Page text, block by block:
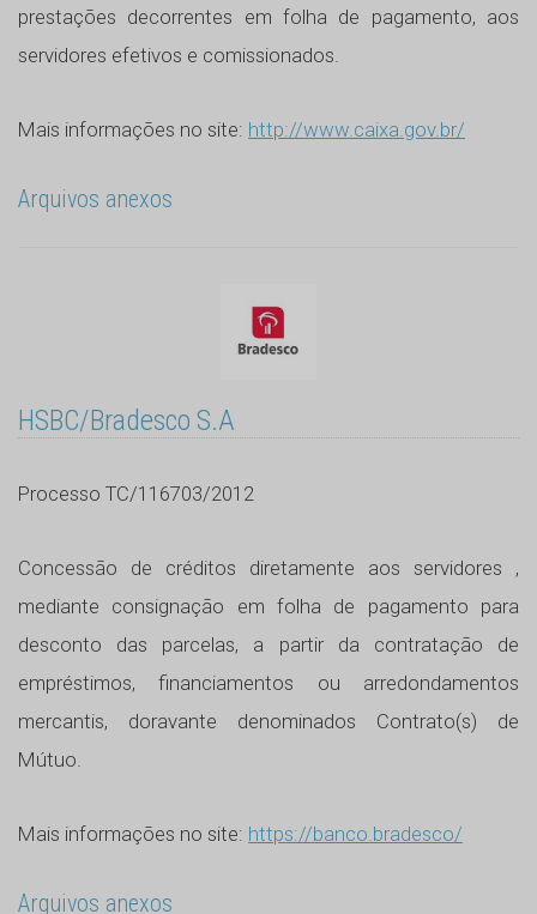
prestações decorrentes em folha de pagamento, aos
servidores efetivos e comissionados.
Mais informações no site: http://www.caixa.gov.br/
Arquivos anexos
HSBC/Bradesco S.A
Processo TC/116703/2012
Concessão de créditos diretamente aos servidores ,
mediante consignação em folha de pagamento para
desconto das parcelas, a partir da contratação de
empréstimos, financiamentos ou arredondamentos
mercantis, doravante denominados Contrato(s) de
Mútuo.
Mais informações no site: https://banco.bradesco/
Arquivos anexos